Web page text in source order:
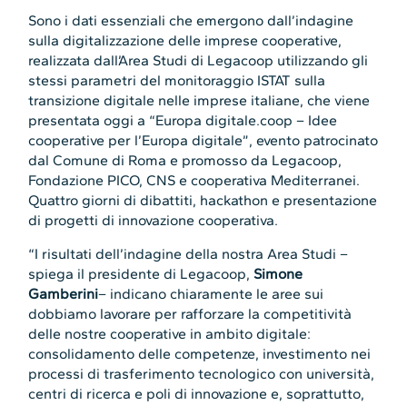
Sono i dati essenziali che emergono dall’indagine
sulla digitalizzazione delle imprese cooperative,
realizzata dall’Area Studi di Legacoop utilizzando gli
stessi parametri del monitoraggio ISTAT sulla
transizione digitale nelle imprese italiane, che viene
presentata oggi a “Europa digitale.coop – Idee
cooperative per l’Europa digitale”, evento patrocinato
dal Comune di Roma e promosso da Legacoop,
Fondazione PICO, CNS e cooperativa Mediterranei.
Quattro giorni di dibattiti, hackathon e presentazione
di progetti di innovazione cooperativa.
“I risultati dell’indagine della nostra Area Studi –
spiega il presidente di Legacoop, Simone
Gamberini– indicano chiaramente le aree sui
dobbiamo lavorare per rafforzare la competitività
delle nostre cooperative in ambito digitale:
consolidamento delle competenze, investimento nei
processi di trasferimento tecnologico con università,
centri di ricerca e poli di innovazione e, soprattutto,